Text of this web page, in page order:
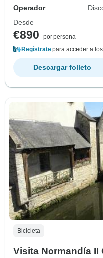
Operador
Desde
€890
por persona
Regístrate para acceder a
Descargar folleto
Bicicleta
Visita Normandía II